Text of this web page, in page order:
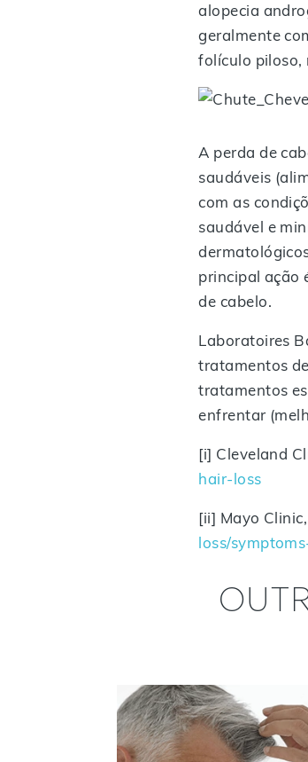
alopecia
geralmente
folículo piloso,
A perda de
saudáveis
com as
saudável e
principal ação
de cabelo.
Laboratoires
tratamentos
tratamentos
enfrentar
[i] Cleveland
hair-loss
[ii] Mayo
loss/